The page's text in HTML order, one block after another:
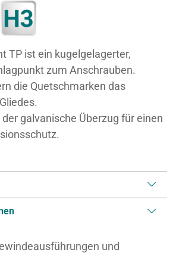
TP ist ein kugelgelagerter,
zum Anschrauben.
die Quetschmarken das
galvanische Überzug für einen
und